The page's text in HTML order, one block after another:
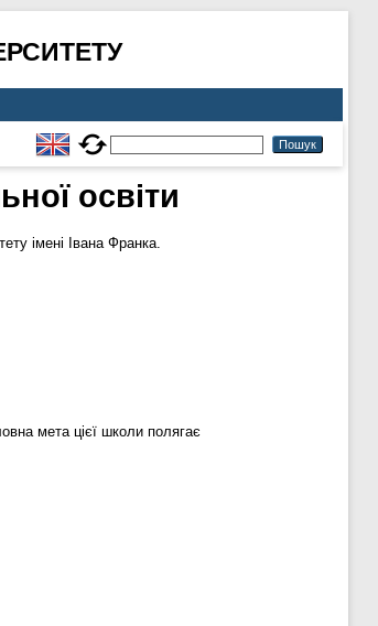
освіти
імені Івана Франка.
мета цієї школи полягає